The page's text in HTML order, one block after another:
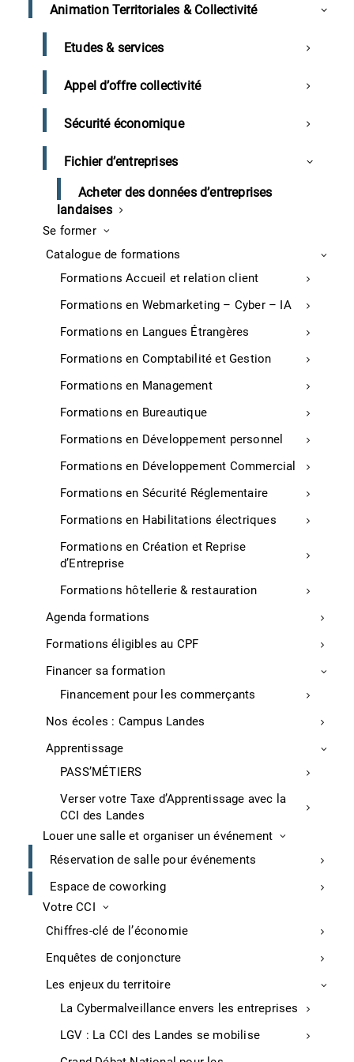
Animation Territoriales & Collectivité
Etudes & services
Appel d’offre collectivité
Sécurité économique
Fichier d’entreprises
Acheter des données d’entreprises
landaises
Se former
Catalogue de formations
Formations Accueil et relation client
Formations en Webmarketing – Cyber – IA
Formations en Langues Étrangères
Formations en Comptabilité et Gestion
Formations en Management
Formations en Bureautique
Formations en Développement personnel
Formations en Développement Commercial
Formations en Sécurité Réglementaire
Formations en Habilitations électriques
Formations en Création et Reprise
d’Entreprise
Formations hôtellerie & restauration
Agenda formations
Formations éligibles au CPF
Financer sa formation
Financement pour les commerçants
Nos écoles : Campus Landes
Apprentissage
PASS’MÉTIERS
Verser votre Taxe d’Apprentissage avec la
CCI des Landes
Louer une salle et organiser un événement
Réservation de salle pour événements
Espace de coworking
Votre CCI
Chiffres-clé de l’économie
Enquêtes de conjoncture
Les enjeux du territoire
La Cybermalveillance envers les entreprises
LGV : La CCI des Landes se mobilise
Foie Gras) invitent l’ensemble des entreprises de l’aval
réunir, afin d’expliciter les mesures d’aides publiques à
la filière et d’échanger sur leurs mises en place.
Communiqué de presse du 17 juin 2021
Landes
Enseignement supérieur
Accord entre l’ESDL et l’Estia pour un
Bachelor commun
L’Ecole Supérieure de Design des Landes (ESDL) et
l’école d’ingénieurs Estia ont signé une convention de
partenariat dans l’objectif de créer un Bachelor
commun de « Designer concepteur industriel ». Le
projet est né « d’une volonté commune de consolider
un partenariat qui unit depuis de nombreuses années
les CCI des Landes et de Bayonne Pays Basque ainsi
formation accueillera principalement les étudiants en
présentiel à Bidart la 1re année, puis à Mont de
enseignements en classe connectée afin de rendre la
formation accessible quel que soit le lieu de
prochaine.
Entreprises
Europlasma rachète Tarbes Industry
Le groupe lando-girondin, Europlasma (solutions de
dépollution par la torche à plasma) rachète à 100%
creux de grandes dimensions. Europlasma compte
diversifier les activités de Tarbes Industry avec la
d’aluminium et aluminium-composite. Dix millions
d’euros y seront investis sur 4 ans.
Echos Judiciaires Girondins, P.43, vendredi 11 juin
2021
Village artisanal à St-Geours-de-Maremne
A Saint-Geours-de-Maremne, parc d’activités
Atlantisud, la technopole Domolandes va créer un
(isolation), Cauros (ingénierie et aménagement),
Alliance Pro Carrelage (carrelage et revêtements sols